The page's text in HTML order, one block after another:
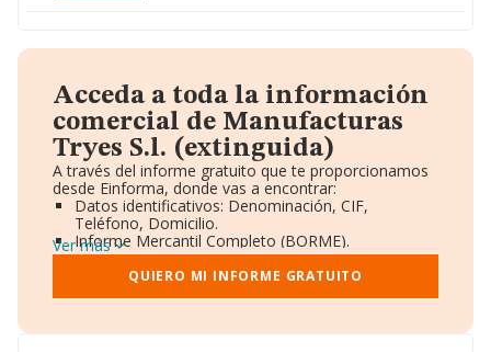
Acceda a toda la información
comercial de Manufacturas
Tryes S.l. (extinguida)
A través del informe gratuito que te proporcionamos
desde Einforma, donde vas a encontrar:
Datos identificativos: Denominación, CIF,
Teléfono, Domicilio.
Informe Mercantil Completo (BORME).
Gráficos de Evolución Ventas y Empleados.
Consejo de Administración y Administradores.
Directivos y Ejecutivos.
Ver más
QUIERO MI INFORME GRATUITO